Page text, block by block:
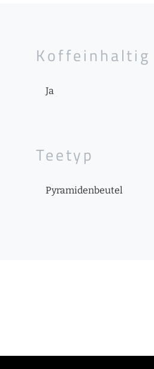
Koffeinhaltig
Ja
Teetyp
Pyramidenbeutel